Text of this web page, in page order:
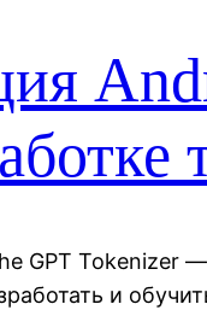
GPT Tokenizer
и